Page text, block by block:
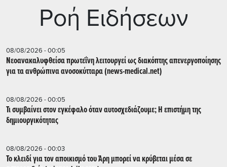
Ρoή Ειδήσεων
08/08/2026 - 00:05
Νεοανακαλυφθείσα πρωτεΐνη λειτουργεί ως διακόπτης απενεργοποίησης
για τα ανθρώπινα ανοσοκύτταρα (news-medical.net)
08/08/2026 - 00:05
Τι συμβαίνει στον εγκέφαλο όταν αυτοσχεδιάζουμε; Η επιστήμη της
δημιουργικότητας
08/08/2026 - 00:03
Το κλειδί για τον αποικισμό του Άρη μπορεί να κρύβεται μέσα σε